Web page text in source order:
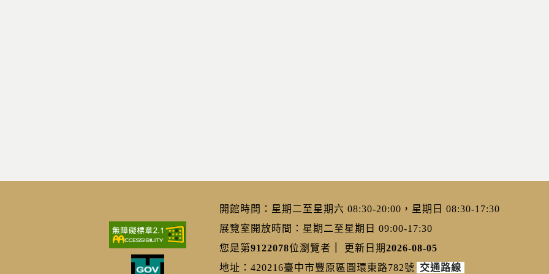
開館時間：星期二至星期六 08:30-20:00，星期日 08:30-17:30
展覽室開放時間：星期二至星期日 09:00-17:30
您是第9122078位瀏覽者 更新日期2026-08-05
地址：420216臺中市豐原區圓環東路782號 交通路線